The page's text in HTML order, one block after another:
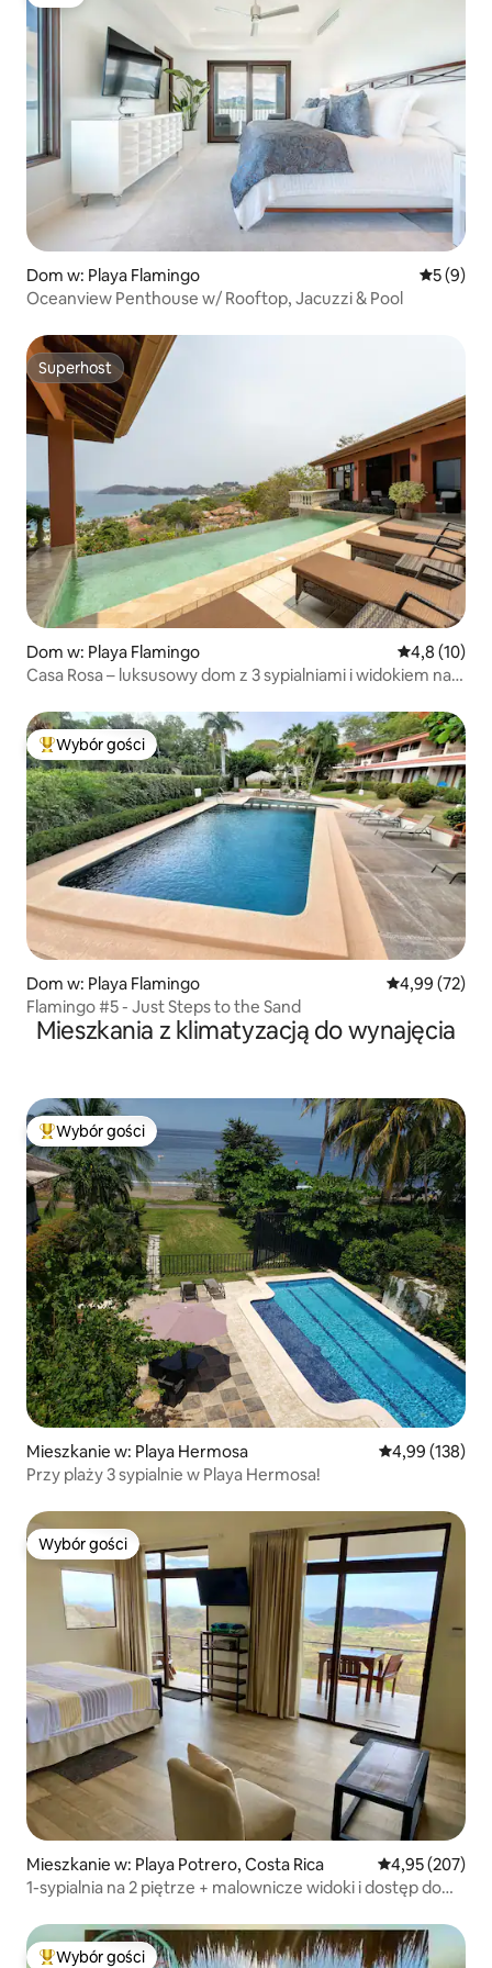
Dom w: Playa Flamingo Średnia
5 (9)
Oceanview Penthouse w/ Rooftop, Jacuzzi & Pool
Superhost
Superhost
Dom w: Playa Flamingo Średnia
4,8 (10)
Casa Rosa – luksusowy dom z 3 sypialniami i widokiem na
Najpopularniejsze z kategorii Wybór gości
Wybór gości
Dom w: Playa Flamingo Średnia
4,99 (72)
Flamingo #5 - Just Steps to the Sand
Mieszkania z klimatyzacją do wynajęcia
Najpopularniejsze z kategorii Wybór gości
Wybór gości
Mieszkanie w: Playa Hermosa Średnia
4,99 (138)
Przy plaży 3 sypialnie w Playa Hermosa!
Wybór gości
Wybór gości
Mieszkanie w: Playa Potrero, Costa Rica Średnia
4,95 (207)
1-sypialnia na 2 piętrze + malownicze widoki i dostęp do
Wybór gości